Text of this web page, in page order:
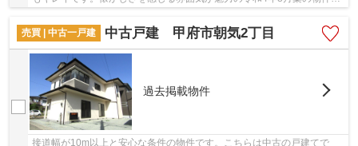
す。戸建て物件をお探しの方は、便利な価格か...
売買 | 中古一戸建
中古戸建 甲府市朝気2丁目
過去掲載物件
接道幅が10m以上と安心な条件の物件です。こちらは中古の戸建てで